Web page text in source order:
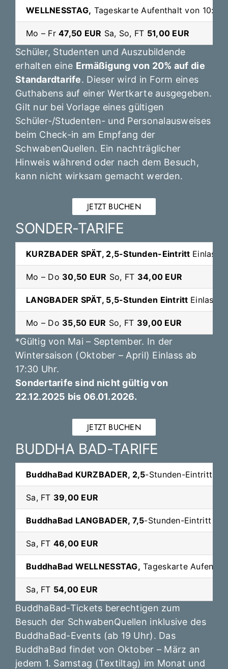
WELLNESSTAG, Tageskarte Aufenthalt von 10:00
Mo – Fr47,50 EUR Sa, So, FT 51,00 EUR
Schüler, Studenten und Auszubildende
erhalten eine Ermäßigung von 20% auf die
Standardtarife. Dieser wird in Form eines
Guthabens auf einer Wertkarte ausgegeben.
Gilt nur bei Vorlage eines gültigen
Schüler-/Studenten- und Personalausweises
beim Check-in am Empfang der
SchwabenQuellen. Ein nachträglicher
Hinweis während oder nach dem Besuch,
kann nicht wirksam gemacht werden.
JETZT BUCHEN
SONDER-TARIFE
KURZBADER SPÄT, 2,5-Stunden-Eintritt Einlass
Mo – Do 30,50 EUR So, FT 34,00 EUR
LANGBADER SPÄT, 5,5-Stunden Eintritt Einlass
Mo – Do 35,50 EUR So, FT 39,00 EUR
*Gültig von Mai – September. In der
Wintersaison (Oktober – April) Einlass ab
17:30 Uhr.
Sondertarife sind nicht gültig von
22.12.2025 bis 06.01.2026.
JETZT BUCHEN
BUDDHA BAD-TARIFE
BuddhaBad KURZBADER, 2,5-Stunden-Eintritt
Sa, FT 39,00 EUR
BuddhaBad LANGBADER, 7,5-Stunden-Eintritt
Sa, FT 46,00 EUR
BuddhaBad WELLNESSTAG, Tageskarte
Sa, FT 54,00 EUR
BuddhaBad-Tickets berechtigen zum
Besuch der SchwabenQuellen inklusive des
BuddhaBad-Events (ab 19 Uhr). Das
BuddhaBad findet von Oktober – März an
jedem 1. Samstag (Textiltag) im Monat und